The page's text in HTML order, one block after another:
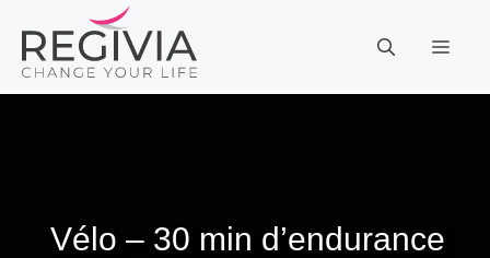
contenu
Vélo – 30 min d’endurance